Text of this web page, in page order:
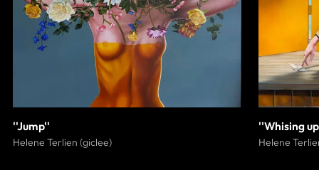
''Jump''
Helene Terlien (giclee)
''Whising
Helene